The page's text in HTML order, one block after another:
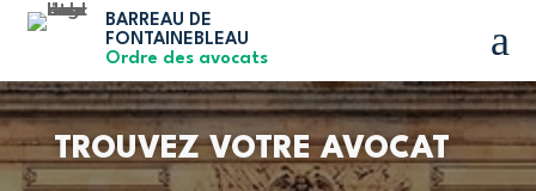
BARREAU DE
FONTAINEBLEAU
Ordre des avocats
a
TROUVEZ VOTRE AVOCAT